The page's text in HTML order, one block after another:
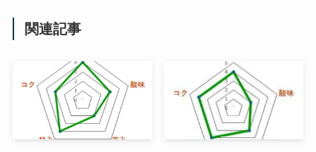
関連記事